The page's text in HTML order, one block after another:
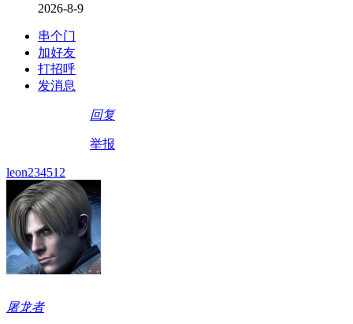
2026-8-9
串个门
加好友
打招呼
发消息
回复
举报
leon234512
屠龙者